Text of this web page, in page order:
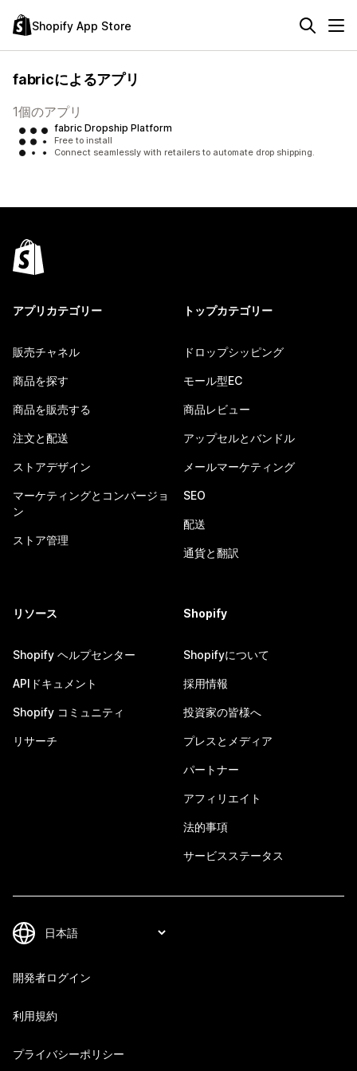
Shopify App Store
fabricによるアプリ
1個のアプリ
fabric Dropship Platform
Free to install
Connect seamlessly with retailers to automate drop shipping.
アプリカテゴリー
販売チャネル
商品を探す
商品を販売する
注文と配送
ストアデザイン
マーケティングとコンバージョ
ン
ストア管理
トップカテゴリー
ドロップシッピング
モール型EC
商品レビュー
アップセルとバンドル
メールマーケティング
SEO
配送
通貨と翻訳
リソース
Shopify ヘルプセンター
APIドキュメント
Shopify コミュニティ
リサーチ
Shopify
Shopifyについて
採用情報
投資家の皆様へ
プレスとメディア
パートナー
アフィリエイト
法的事項
サービスステータス
開発者ログイン
利用規約
プライバシーポリシー